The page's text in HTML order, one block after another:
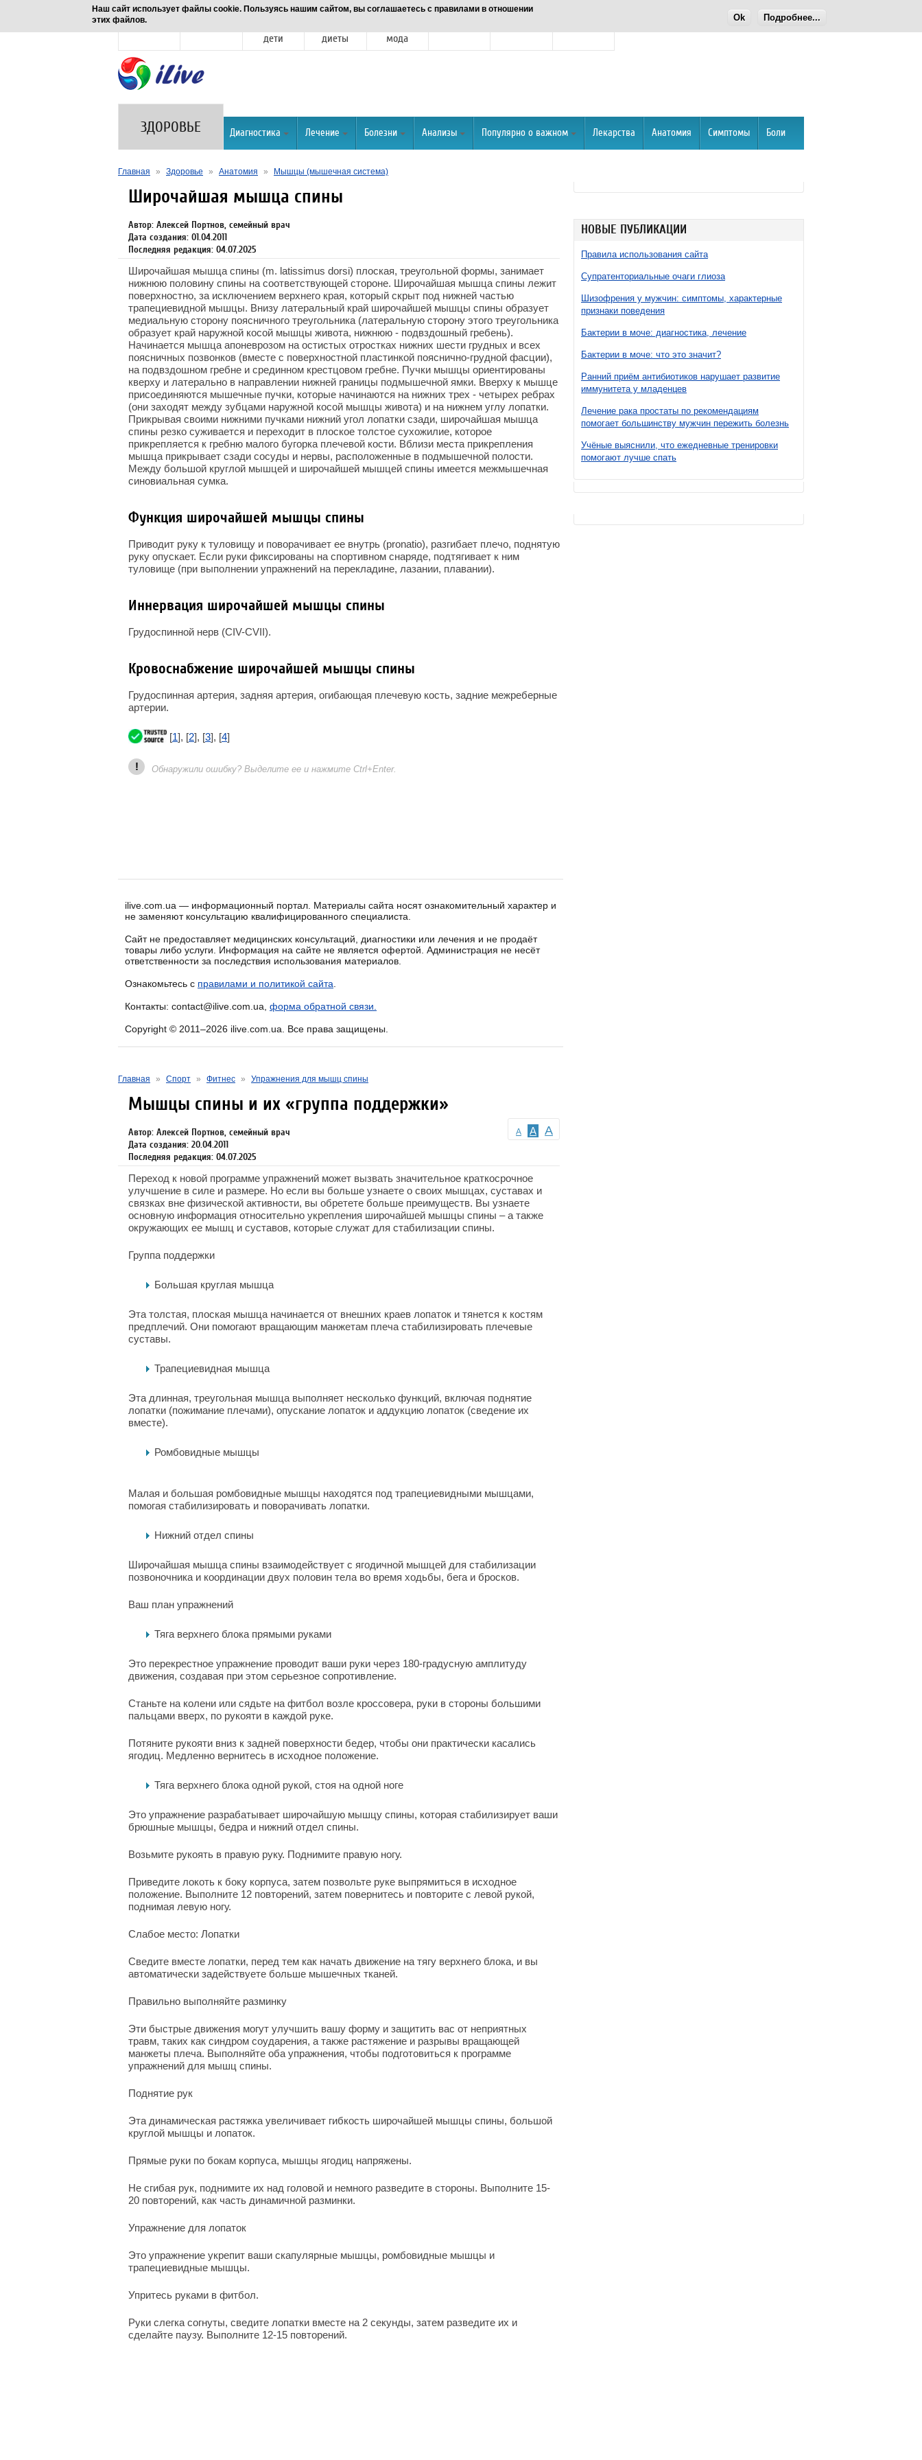
Наш сайт использует файлы cookie. Пользуясь нашим сайтом, вы соглашаетесь с правилами в отношении
этих файлов.
Ok Подробнее...
Новости
дети
диеты
мода
ЗДОРОВЬЕ Диагностика Лечение Болезни Анализы Популярно о важном Лекарства Анатомия Симптомы Боли
Главная » Здоровье » Анатомия » Мышцы (мышечная система)
НОВЫЕ ПУБЛИКАЦИИ
Правила использования сайта
Супратенториальные очаги глиоза
Шизофрения у мужчин: симптомы, характерные
признаки поведения
Бактерии в моче: диагностика, лечение
Бактерии в моче: что это значит?
Ранний приём антибиотиков нарушает развитие
иммунитета у младенцев
Лечение рака простаты по рекомендациям
помогает большинству мужчин пережить болезнь
Учёные выяснили, что ежедневные тренировки
помогают лучше спать
Широчайшая мышца спины
Автор: Алексей Портнов, семейный врач
Дата создания: 01.04.2011
Последняя редакция: 04.07.2025
Широчайшая мышца спины (m. latissimus dorsi) плоская, треугольной формы, занимает
нижнюю половину спины на соответствующей стороне. Широчайшая мышца спины лежит
поверхностно, за исключением верхнего края, который скрыт под нижней частью
трапециевидной мышцы. Внизу латеральный край широчайшей мышцы спины образует
медиальную сторону поясничного треугольника (латеральную сторону этого треугольника
образует край наружной косой мышцы живота, нижнюю - подвздошный гребень).
Начинается мышца апоневрозом на остистых отростках нижних шести грудных и всех
поясничных позвонков (вместе с поверхностной пластинкой пояснично-грудной фасции),
на подвздошном гребне и срединном крестцовом гребне. Пучки мышцы ориентированы
кверху и латерально в направлении нижней границы подмышечной ямки. Вверху к мышце
присоединяются мышечные пучки, которые начинаются на нижних трех - четырех ребрах
(они заходят между зубцами наружной косой мышцы живота) и на нижнем углу лопатки.
Прикрывая своими нижними пучками нижний угол лопатки сзади, широчайшая мышца
спины резко суживается и переходит в плоское толстое сухожилие, которое
прикрепляется к гребню малого бугорка плечевой кости. Вблизи места прикрепления
мышца прикрывает сзади сосуды и нервы, расположенные в подмышечной полости.
Между большой круглой мышцей и широчайшей мышцей спины имеется межмышечная
синовиальная сумка.
Функция широчайшей мышцы спины
Приводит руку к туловищу и поворачивает ее внутрь (pronatio), разгибает плечо, поднятую
руку опускает. Если руки фиксированы на спортивном снаряде, подтягивает к ним
туловище (при выполнении упражнений на перекладине, лазании, плавании).
Иннервация широчайшей мышцы спины
Грудоспинной нерв (CIV-СVII).
Кровоснабжение широчайшей мышцы спины
Грудоспинная артерия, задняя артерия, огибающая плечевую кость, задние межреберные
артерии.
[1], [2], [3], [4]
! Обнаружили ошибку? Выделите ее и нажмите Ctrl+Enter.
ilive.com.ua — информационный портал. Материалы сайта носят ознакомительный характер и
не заменяют консультацию квалифицированного специалиста.
Сайт не предоставляет медицинских консультаций, диагностики или лечения и не продаёт
товары либо услуги. Информация на сайте не является офертой. Администрация не несёт
ответственности за последствия использования материалов.
Ознакомьтесь с правилами и политикой сайта
Контакты: contact@ilive.com.ua, форма обратной связи.
Copyright © 2011–2026 ilive.com.ua. Все права защищены.
Главная » Спорт » Фитнес » Упражнения для мышц спины
A A A
Мышцы спины и их «группа поддержки»
Автор: Алексей Портнов, семейный врач
Дата создания: 20.04.2011
Последняя редакция: 04.07.2025
Переход к новой программе упражнений может вызвать значительное краткосрочное
улучшение в силе и размере. Но если вы больше узнаете о своих мышцах, суставах и
связках вне физической активности, вы обретете больше преимуществ. Вы узнаете
основную информация относительно укрепления широчайшей мышцы спины – а также
окружающих ее мышц и суставов, которые служат для стабилизации спины.
Группа поддержки
Большая круглая мышца
Эта толстая, плоская мышца начинается от внешних краев лопаток и тянется к костям
предплечий. Они помогают вращающим манжетам плеча стабилизировать плечевые
суставы.
Трапециевидная мышца
Эта длинная, треугольная мышца выполняет несколько функций, включая поднятие
лопатки (пожимание плечами), опускание лопаток и аддукцию лопаток (сведение их
вместе).
Ромбовидные мышцы
Малая и большая ромбовидные мышцы находятся под трапециевидными мышцами,
помогая стабилизировать и поворачивать лопатки.
Нижний отдел спины
Широчайшая мышца спины взаимодействует с ягодичной мышцей для стабилизации
позвоночника и координации двух половин тела во время ходьбы, бега и бросков.
Ваш план упражнений
Тяга верхнего блока прямыми руками
Это перекрестное упражнение проводит ваши руки через 180-градусную амплитуду
движения, создавая при этом серьезное сопротивление.
Станьте на колени или сядьте на фитбол возле кроссовера, руки в стороны большими
пальцами вверх, по рукояти в каждой руке.
Потяните рукояти вниз к задней поверхности бедер, чтобы они практически касались
ягодиц. Медленно вернитесь в исходное положение.
Тяга верхнего блока одной рукой, стоя на одной ноге
Это упражнение разрабатывает широчайшую мышцу спины, которая стабилизирует ваши
брюшные мышцы, бедра и нижний отдел спины.
Возьмите рукоять в правую руку. Поднимите правую ногу.
Приведите локоть к боку корпуса, затем позвольте руке выпрямиться в исходное
положение. Выполните 12 повторений, затем повернитесь и повторите с левой рукой,
поднимая левую ногу.
Слабое место: Лопатки
Сведите вместе лопатки, перед тем как начать движение на тягу верхнего блока, и вы
автоматически задействуете больше мышечных тканей.
Правильно выполняйте разминку
Эти быстрые движения могут улучшить вашу форму и защитить вас от неприятных
травм, таких как синдром соударения, а также растяжение и разрывы вращающей
манжеты плеча. Выполняйте оба упражнения, чтобы подготовиться к программе
упражнений для мышц спины.
Поднятие рук
Эта динамическая растяжка увеличивает гибкость широчайшей мышцы спины, большой
круглой мышцы и лопаток.
Прямые руки по бокам корпуса, мышцы ягодиц напряжены.
Не сгибая рук, поднимите их над головой и немного разведите в стороны. Выполните 15-
20 повторений, как часть динамичной разминки.
Упражнение для лопаток
Это упражнение укрепит ваши скапулярные мышцы, ромбовидные мышцы и
трапециевидные мышцы.
Упритесь руками в фитбол.
Руки слегка согнуты, сведите лопатки вместе на 2 секунды, затем разведите их и
сделайте паузу. Выполните 12-15 повторений.